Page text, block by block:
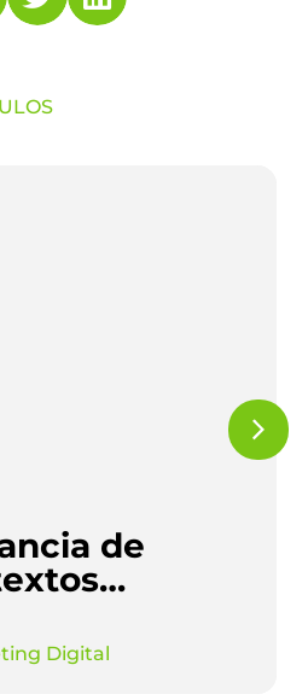
de
Artificial
Digital